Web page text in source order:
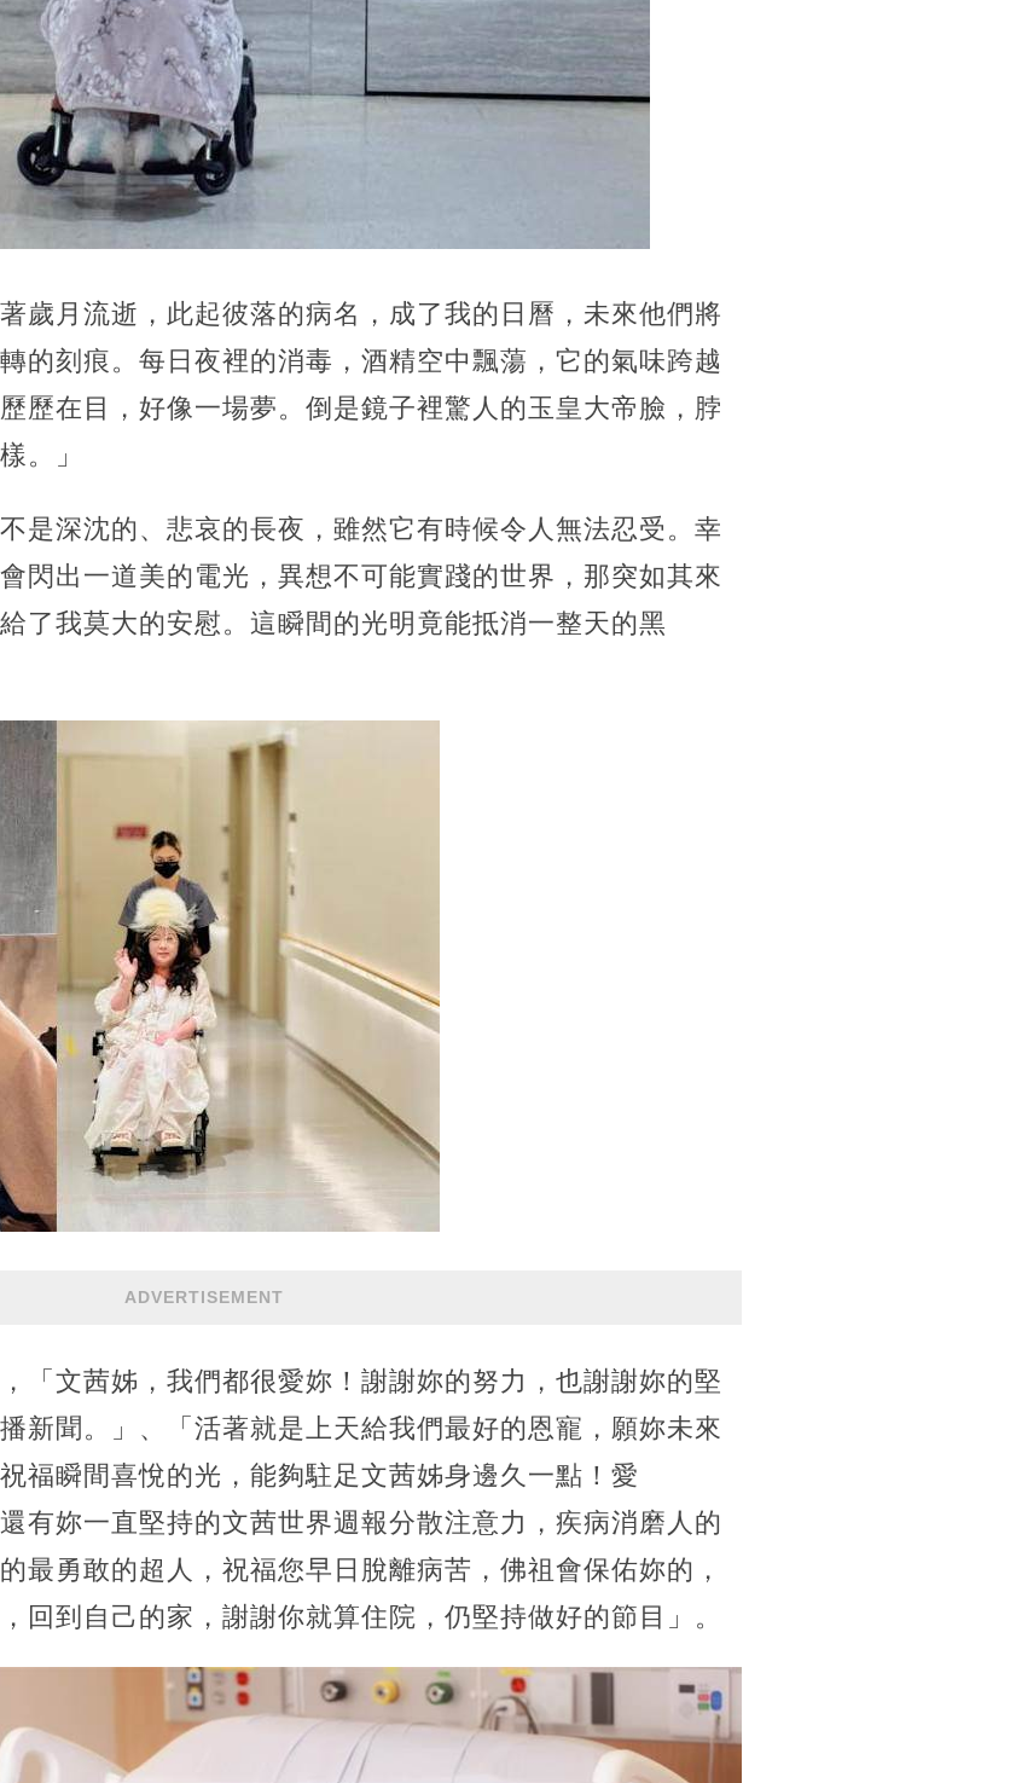
歲月流逝，此起彼落的病名，成了我的日曆，未來他們將
的刻痕。每日夜裡的消毒，酒精空中飄蕩，它的氣味跨越
歷在目，好像一場夢。倒是鏡子裡驚人的玉皇大帝臉，脖
。」
是深沈的、悲哀的長夜，雖然它有時候令人無法忍受。幸
閃出一道美的電光，異想不可能實踐的世界，那突如其來
了我莫大的安慰。這瞬間的光明竟能抵消一整天的黑
ADVERTISEMENT
「文茜姊，我們都很愛妳！謝謝妳的努力，也謝謝妳的堅
新聞。」、「活著就是上天給我們最好的恩寵，願妳未來
福瞬間喜悅的光，能夠駐足文茜姊身邊久一點！愛
有妳一直堅持的文茜世界週報分散注意力，疾病消磨人的
最勇敢的超人，祝福您早日脫離病苦，佛祖會保佑妳的，
回到自己的家，謝謝你就算住院，仍堅持做好的節目」。